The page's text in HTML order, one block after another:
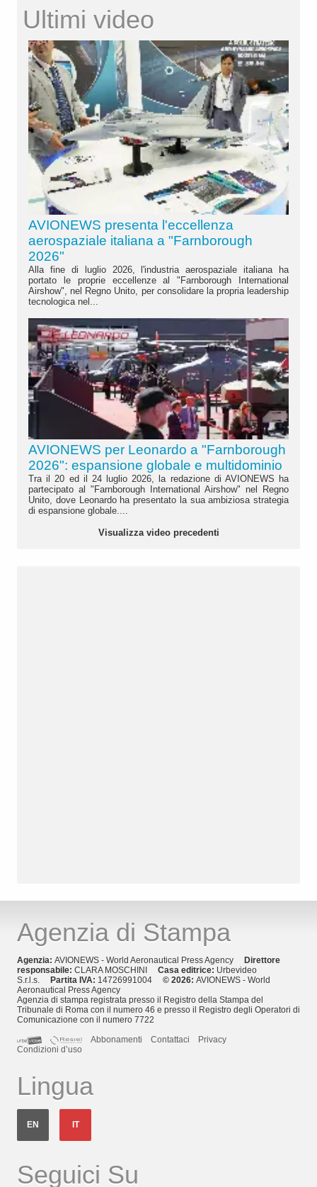
Ultimi video
AVIONEWS presenta l'eccellenza
aerospaziale italiana a "Farnborough
2026"
Alla fine di luglio 2026, l'industria aerospaziale italiana ha
portato le proprie eccellenze al "Farnborough International
Airshow", nel Regno Unito, per consolidare la propria leadership
tecnologica nel...
AVIONEWS per Leonardo a "Farnborough
2026": espansione globale e multidominio
Tra il 20 ed il 24 luglio 2026, la redazione di AVIONEWS ha
partecipato al "Farnborough International Airshow" nel Regno
Unito, dove Leonardo ha presentato la sua ambiziosa strategia
di espansione globale....
Visualizza video precedenti
Agenzia di Stampa
Agenzia: AVIONEWS - World Aeronautical Press Agency
Direttore
responsabile: CLARA MOSCHINI Casa editrice: Urbevideo
S.r.l.s.
Partita IVA: 14726991004 © 2026: AVIONEWS - World
Aeronautical Press Agency
Agenzia di stampa registrata presso il Registro della Stampa del
Tribunale di Roma con il numero 46 e presso il Registro degli Operatori di
Comunicazione con il numero 7722
Abbonamenti
Contattaci
Privacy
Condizioni d’uso
Lingua
EN IT
Seguici Su